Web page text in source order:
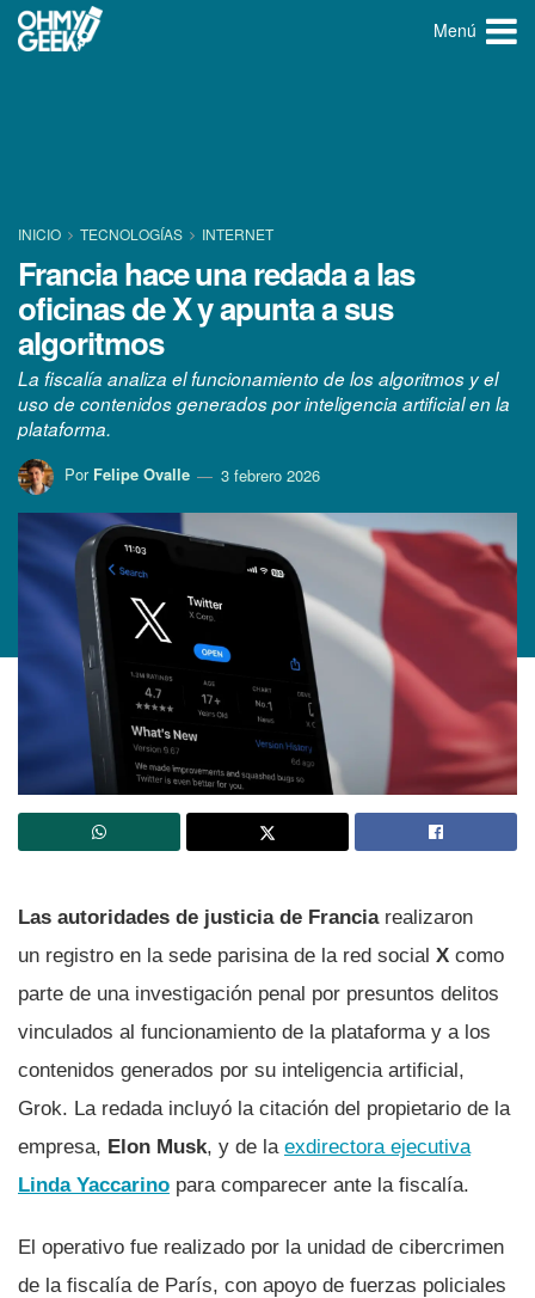
Menú
INICIO TECNOLOGÍ­AS INTERNET
Francia hace una redada a las
oficinas de X y apunta a sus
algoritmos
La fiscalía analiza el funcionamiento de los algoritmos y el
uso de contenidos generados por inteligencia artificial en la
plataforma.
Por Felipe Ovalle 3 febrero 2026
Las autoridades de justicia de Franciarealizaron
un registro en la sede parisina de la red social X como
parte de una investigación penal por presuntos delitos
vinculados al funcionamiento de la plataforma y a los
contenidos generados por su inteligencia artificial,
Grok. La redada incluyó la citación del propietario de la
empresa, Elon Musk, y de la exdirectora ejecutiva
Linda Yaccarino para comparecer ante la fiscalía.
El operativo fue realizado por la unidad de cibercrimen
de la fiscalía de París, con apoyo de fuerzas policiales